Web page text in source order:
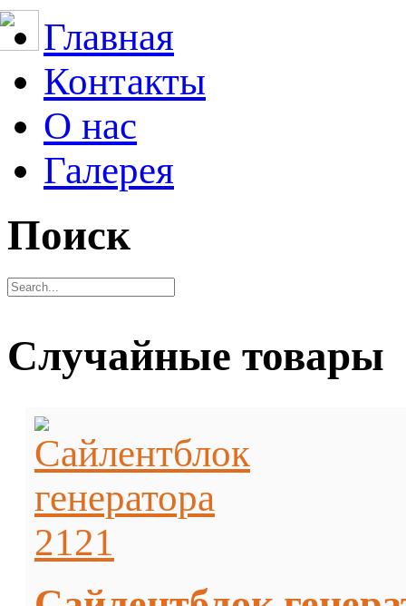
Главная
Контакты
О нас
Галерея
Поиск
Случайные товары